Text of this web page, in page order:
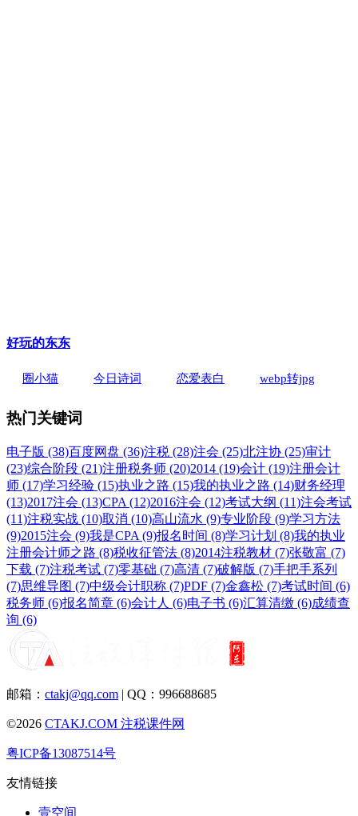
好玩的东东
圈小猫 今日诗词 恋爱表白 webp转jpg
热门关键词
电子版 (38)百度网盘 (36)注税 (28)注会 (25)北注协 (25)审计
(23)综合阶段 (21)注册税务师 (20)2014 (19)会计 (19)注册会计
师 (17)学习经验 (15)执业之路 (15)我的执业之路 (14)财务经理
(13)2017注会 (13)CPA (12)2016注会 (12)考试大纲 (11)注会考试
(11)注税实战 (10)取消 (10)高山流水 (9)专业阶段 (9)学习方法
(9)2015注会 (9)我是CPA (9)报名时间 (8)学习计划 (8)我的执业
注册会计师之路 (8)税收征管法 (8)2014注税教材 (7)张敬富 (7)
下载 (7)注税考试 (7)零基础 (7)高清 (7)破解版 (7)手把手系列
(7)思维导图 (7)中级会计职称 (7)PDF (7)金鑫松 (7)考试时间 (6)
税务师 (6)报名简章 (6)会计人 (6)电子书 (6)汇算清缴 (6)成绩查
询 (6)
邮箱： ctakj@qq.com | QQ：996688685
©2026 CTAKJ.COM 注税课件网
粤ICP备13087514号
友情链接
壹空间